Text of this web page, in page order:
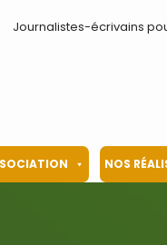
Journalistes-écrivains
NOS